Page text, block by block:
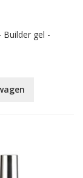
Builder gel -